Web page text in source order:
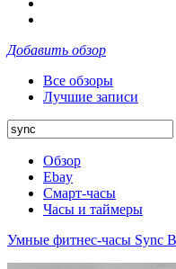
Добавить обзор
Все обзоры
Лучшие записи
Обзор
Ebay
Смарт-часы
Часы и таймеры
Умные фитнес-часы Sync